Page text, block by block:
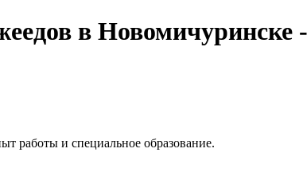
в Новомичуринске
работы и специальное образование.